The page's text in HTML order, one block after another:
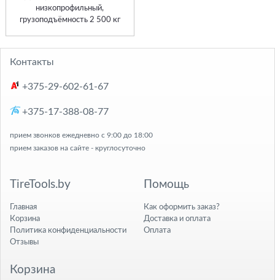
низкопрофильный,
грузоподъёмность 2 500 кг
Контакты
+375-29-602-61-67
+375-17-388-08-77
прием звонков ежедневно с 9:00 до 18:00
прием заказов на сайте - круглосуточно
TireTools.by
Главная
Корзина
Политика конфиденциальности
Отзывы
Помощь
Как оформить заказ?
Доставка и оплата
Оплата
Корзина